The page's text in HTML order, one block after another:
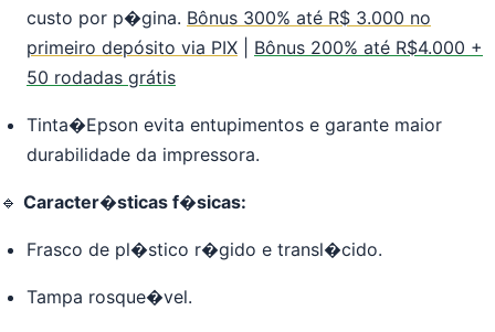
custo por p�gina. Bônus 300% até R$ 3.000 no
primeiro depósito via PIX
Bônus 200% até R$4.000 +
50 rodadas grátis
Tinta�Epson evita entupimentos e garante maior
durabilidade da impressora.
🔹 Caracter�sticas f�sicas:
Frasco de pl�stico r�gido e transl�cido.
Tampa rosque�vel.